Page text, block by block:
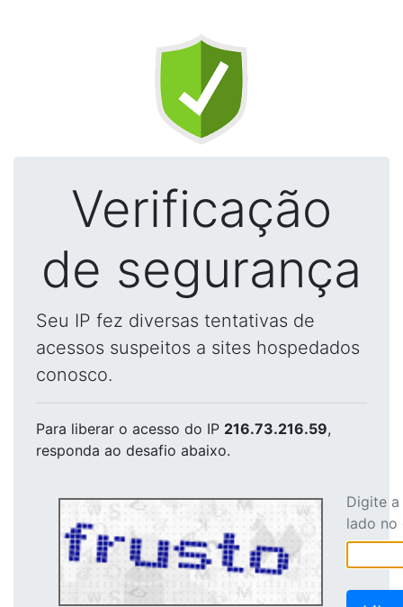
Verificação
de segurança
Seu IP fez diversas tentativas de
acessos suspeitos a sites hospedados
conosco.
Para liberar o acesso do IP 216.73.216.59,
responda ao desafio abaixo.
Digite
lado no